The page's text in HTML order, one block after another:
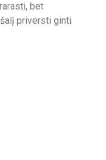
bet
priversti ginti